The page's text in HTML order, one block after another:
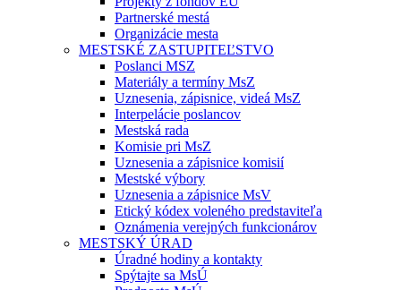
Partnerské mestá
Organizácie mesta
MESTSKÉ ZASTUPITEĽSTVO
Poslanci MSZ
Materiály a termíny MsZ
Uznesenia, zápisnice, videá MsZ
Interpelácie poslancov
Mestská rada
Komisie pri MsZ
Uznesenia a zápisnice komisií
Mestské výbory
Uznesenia a zápisnice MsV
Etický kódex voleného predstaviteľa
Oznámenia verejných funkcionárov
MESTSKÝ ÚRAD
Úradné hodiny a kontakty
Spýtajte sa MsÚ